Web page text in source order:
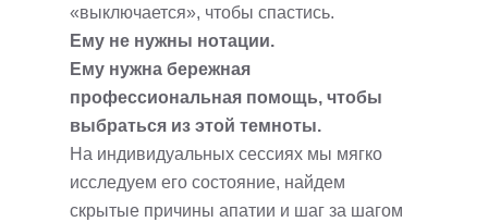
«выключается», чтобы спастись.
Ему не нужны нотации.
Ему нужна бережная
профессиональная помощь, чтобы
выбраться из этой темноты.
На индивидуальных сессиях мы мягко
исследуем его состояние, найдем
скрытые причины апатии и шаг за шагом